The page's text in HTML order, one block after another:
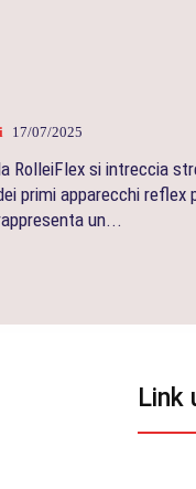
17/07/2025
RolleiFlex si intreccia
primi apparecchi reflex
un...
Link